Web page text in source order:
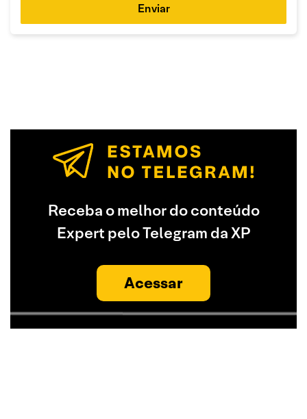
Enviar
Receba o melhor do conteúdo
Expert pelo Telegram da XP
Acessar